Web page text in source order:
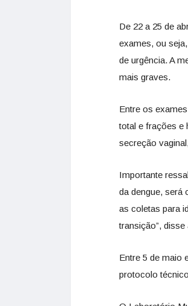
De 22 a 25 de
exames, ou
de urgência. A
mais graves.
Entre os
total e frações e
secreção
Importante
da dengue, será
as coletas para
transição”, disse
Entre 5 de maio
protocolo